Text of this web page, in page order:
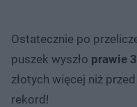
Ostatecznie po
puszek wyszło prawie
złotych więcej niż
rekord!